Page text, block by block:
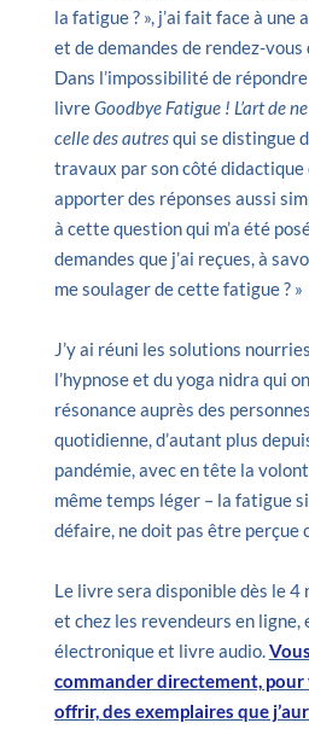
la fatigue ? », j’ai fait face à une
et de demandes de rendez-vous
Dans l’impossibilité de
livreGoodbye Fatigue ! L’art de
celle des autresqui se distingue
travaux par son côté didactique
apporter des réponses aussi
à cette question qui m’a été
demandes que j’ai reçues, à
me soulager de cette fatigue ? »
J’y ai réuni les solutions
l’hypnose et du yoga nidra qui
résonance auprès des
quotidienne, d’autant plus
pandémie, avec en tête la
même temps léger – la fatigue si
défaire, ne doit pas être perçue
Le livre sera disponible dès le
et chez les revendeurs en
électronique et livre audio.
commander directement,
offrir, des exemplaires que